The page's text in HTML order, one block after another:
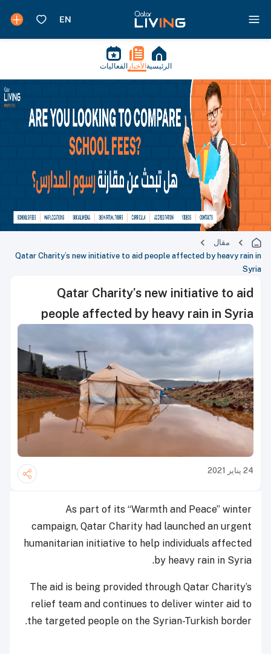
الرئيسية الأخبار الفعاليات
مقال
Qatar Charity’s new initiative to aid people affected by heavy rain in
Syria
Qatar Charity’s new initiative to aid
people affected by heavy rain in Syria
24 يناير 2021
As part of its “Warmth and Peace” winter
campaign, Qatar Charity had launched an urgent
humanitarian initiative to help individuals affected
by heavy rain in Syria.
The aid is being provided through Qatar Charity’s
relief team and continues to deliver winter aid to
the targeted people on the Syrian-Turkish border.